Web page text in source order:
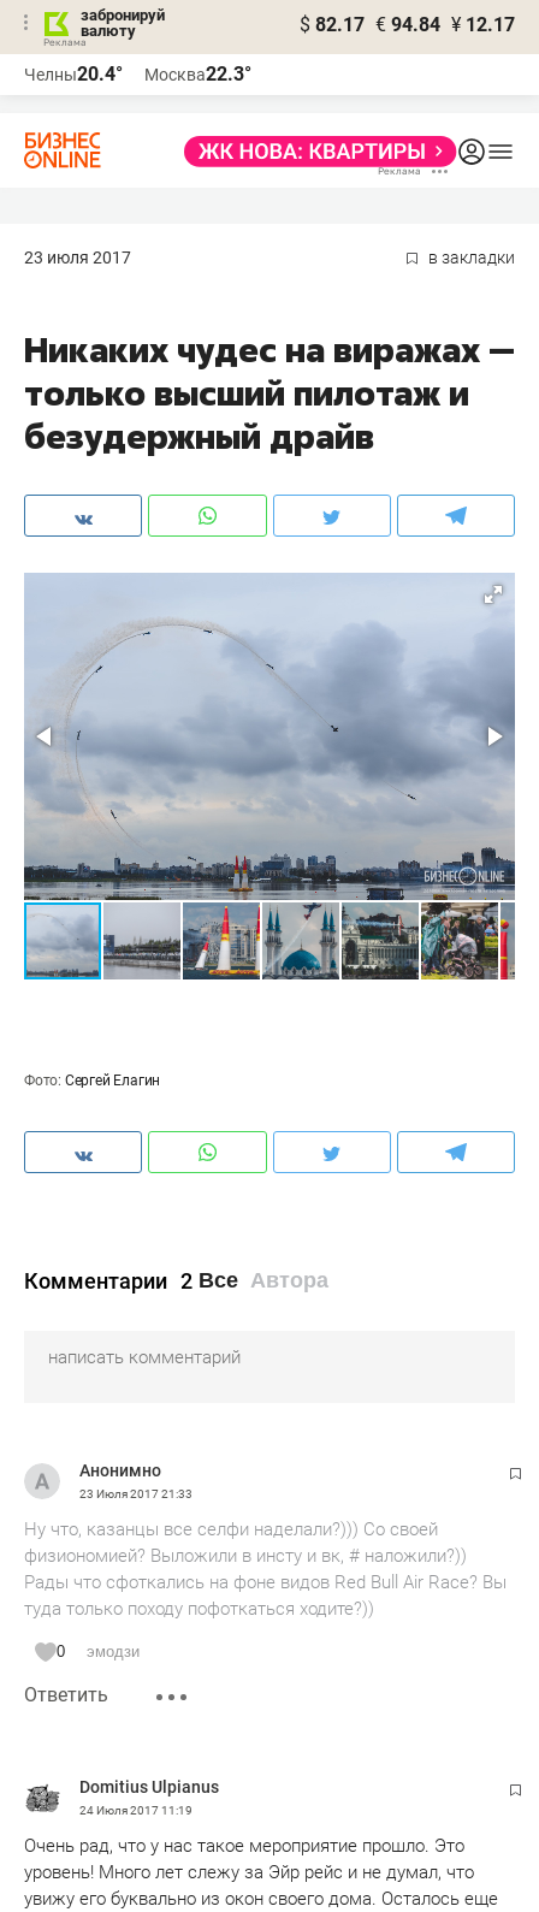
забронируй
валюту
$ 82.17 € 94.84 ¥ 12.17
Челны20.4° Москва22.3°
23 июля 2017 в закладки
Никаких чудес на виражах —
только высший пилотаж и
безудержный драйв
Фото: Сергей Елагин
Комментарии 2 Все Автора
Анонимно
23 Июля 201721:33
Ну что, казанцы все селфи наделали?))) Cо своей
физиономией? Выложили в инсту и вк, # наложили?))
Рады что сфоткались на фоне видов Red Bull Air Race? Вы
туда только походу пофоткаться ходите?))
0 эмодзи
Ответить
Domitius Ulpianus
24 Июля 201711:19
Очень рад, что у нас такое мероприятие прошло. Это
уровень! Много лет слежу за Эйр рейс и не думал, что
увижу его буквально из окон своего дома. Осталось еще